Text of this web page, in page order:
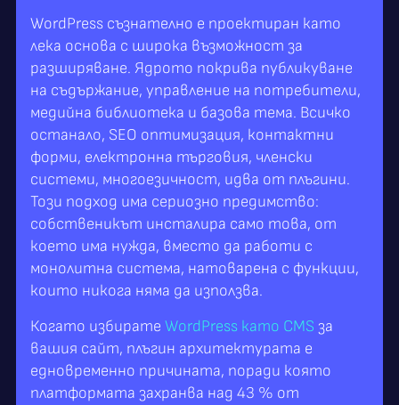
WordPress съзнателно е проектиран като
лека основа с широка възможност за
разширяване. Ядрото покрива публикуване
на съдържание, управление на потребители,
медийна библиотека и базова тема. Всичко
останало, SEO оптимизация, контактни
форми, електронна търговия, членски
системи, многоезичност, идва от плъгини.
Този подход има сериозно предимство:
собственикът инсталира само това, от
което има нужда, вместо да работи с
монолитна система, натоварена с функции,
които никога няма да използва.
Когато избирате WordPress като CMS за
вашия сайт, плъгин архитектурата е
едновременно причината, поради която
платформата захранва над 43 % от